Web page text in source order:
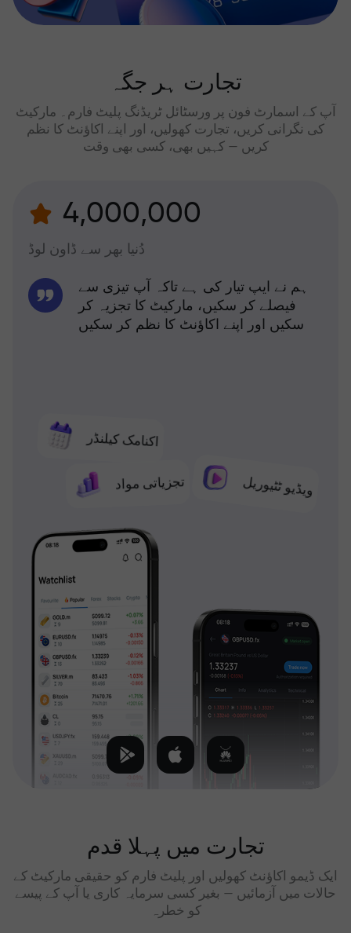
تجارت ہر جگہ
آپ کے اسمارٹ فون پر ورسٹائل ٹریڈنگ پلیٹ فارم۔ مارکیٹ
کی نگرانی کریں، تجارت کھولیں، اور اپنے اکاؤنٹ کا نظم
کریں — کہیں بھی، کسی بھی وقت
4,000,000
دُنیا بھر سے ڈاون لوڈ
اکنامک کیلنڈر
تجزیاتی مواد ویڈیو ٹٹیوریل
ہم نے ایپ تیار کی ہے تاکہ آپ تیزی سے
فیصلے کر سکیں، مارکیٹ کا تجزیہ کر
سکیں اور اپنے اکاؤنٹ کا نظم کر سکیں
تجارت میں پہلا قدم
ایک ڈیمو اکاؤنٹ کھولیں اور پلیٹ فارم کو حقیقی مارکیٹ کے
حالات میں آزمائیں — بغیر کسی سرمایہ کاری یا آپ کے پیسے
کو خطرہ